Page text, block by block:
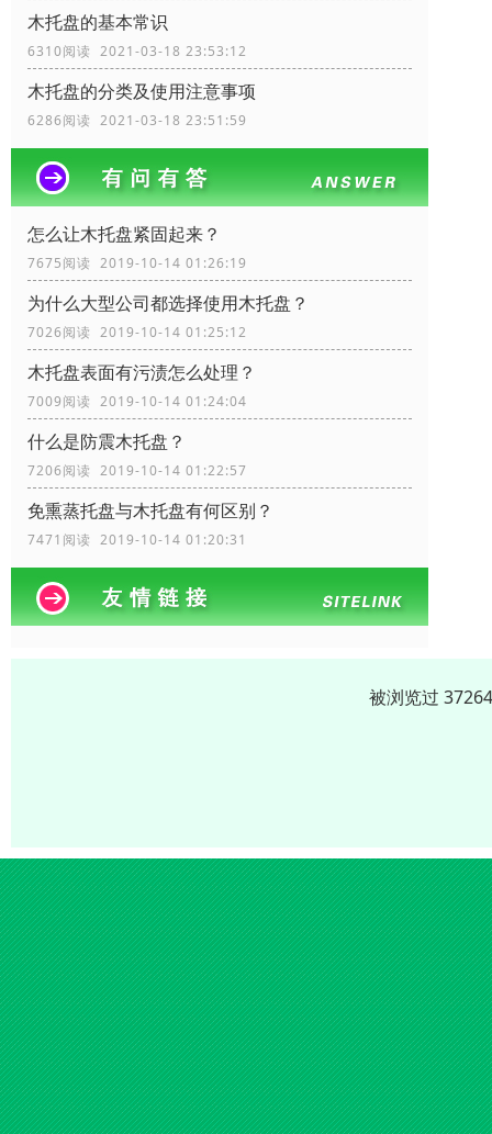
木托盘的基本常识
6310阅读 2021-03-18 23:53:12
木托盘的分类及使用注意事项
6286阅读 2021-03-18 23:51:59
怎么让木托盘紧固起来？
7675阅读 2019-10-14 01:26:19
为什么大型公司都选择使用木托盘？
7026阅读 2019-10-14 01:25:12
木托盘表面有污渍怎么处理？
7009阅读 2019-10-14 01:24:04
什么是防震木托盘？
7206阅读 2019-10-14 01:22:57
免熏蒸托盘与木托盘有何区别？
7471阅读 2019-10-14 01:20:31
被浏览过